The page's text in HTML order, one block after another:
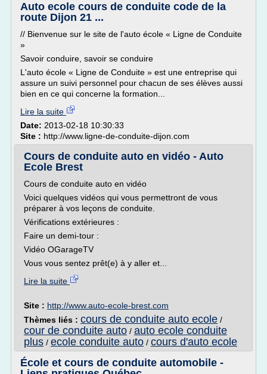
Auto ecole cours de conduite code de la
route Dijon 21 ...
// Bienvenue sur le site de l'auto école « Ligne de Conduite
»
Savoir conduire, savoir se conduire
L'auto école « Ligne de Conduite » est une entreprise qui
assure un suivi personnel pour chacun de ses élèves aussi
bien en ce qui concerne la formation...
Lire la suite
Date: 2013-02-18 10:30:33
Site : http://www.ligne-de-conduite-dijon.com
Cours de conduite auto en vidéo - Auto
Ecole Brest
Cours de conduite auto en vidéo
Voici quelques vidéos qui vous permettront de vous
préparer à vos leçons de conduite.
Vérifications extérieures :
Faire un demi-tour :
Vidéo OGarageTV
Vous vous sentez prêt(e) à y aller et...
Lire la suite
Site : http://www.auto-ecole-brest.com
Thèmes liés : cours de conduite auto ecole /
cour de conduite auto / auto ecole conduite
plus / ecole conduite auto / cours d'auto ecole
École et cours de conduite automobile -